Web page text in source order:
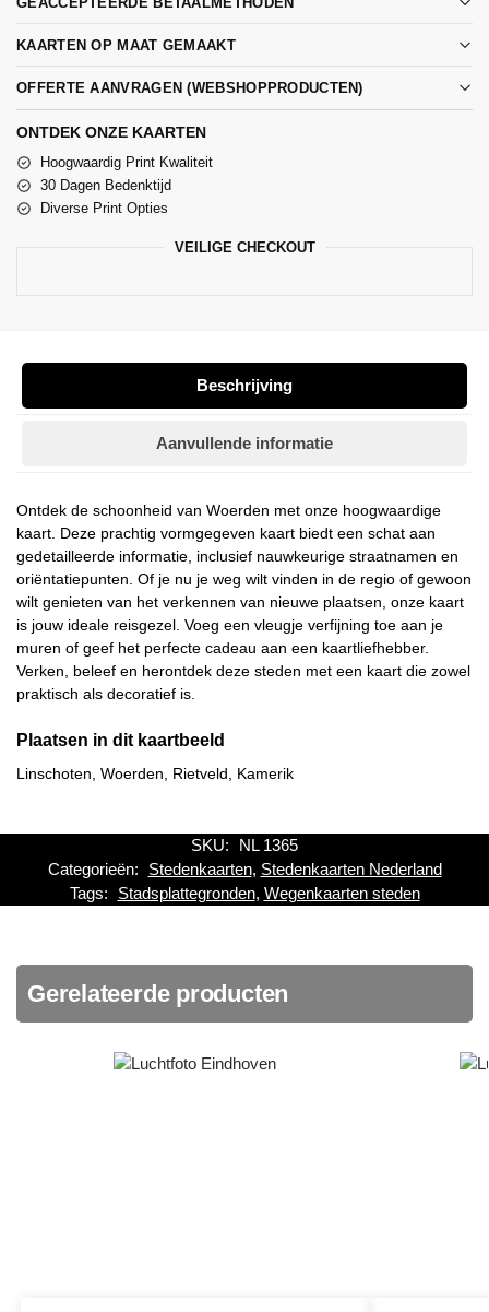
KAARTEN OP MAAT GEMAAKT
OFFERTE AANVRAGEN (WEBSHOPPRODUCTEN)
ONTDEK ONZE KAARTEN
Hoogwaardig Print Kwaliteit
30 Dagen Bedenktijd
Diverse Print Opties
VEILIGE CHECKOUT
Beschrijving
Aanvullende informatie
Ontdek de schoonheid van Woerden met onze hoogwaardige
kaart. Deze prachtig vormgegeven kaart biedt een schat aan
gedetailleerde informatie, inclusief nauwkeurige straatnamen en
oriëntatiepunten. Of je nu je weg wilt vinden in de regio of gewoon
wilt genieten van het verkennen van nieuwe plaatsen, onze kaart
is jouw ideale reisgezel. Voeg een vleugje verfijning toe aan je
muren of geef het perfecte cadeau aan een kaartliefhebber.
Verken, beleef en herontdek deze steden met een kaart die zowel
praktisch als decoratief is.
Plaatsen in dit kaartbeeld
Linschoten, Woerden, Rietveld, Kamerik
SKU:
NL 1365
Categorieën:
Stedenkaarten, Stedenkaarten Nederland
Tags:
Stadsplattegronden, Wegenkaarten steden
Gerelateerde producten